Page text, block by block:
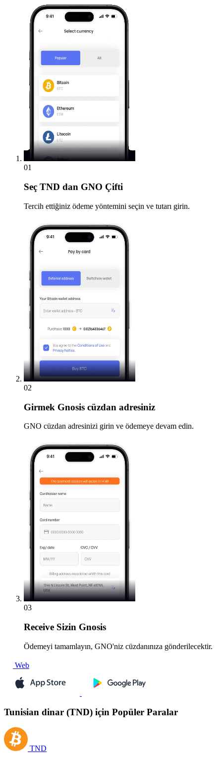
01
Seç TND dan GNO Çifti
Tercih ettiğiniz ödeme yöntemini seçin ve tutarı girin.
02
Girmek Gnosis cüzdan adresiniz
GNO cüzdan adresinizi girin ve ödemeye devam edin.
03
Receive Sizin Gnosis
Ödemeyi tamamlayın, GNO'niz cüzdanınıza gönderilecektir.
Web
Tunisian dinar (TND) için Popüler Paralar
TND